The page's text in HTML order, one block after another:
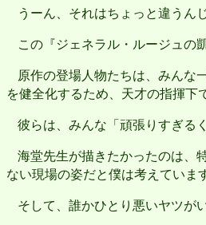
うーん、それはちょっと違うん
この『ジェネラル・ルージュの
原作の登場人物たちは、みんな
を健全化するため、天才の指揮
彼らは、みんな「頑張りすぎる
海堂先生が描きたかったのは、
ない現場の姿だと僕は考えています
そして、誰かひとり悪いヤツが